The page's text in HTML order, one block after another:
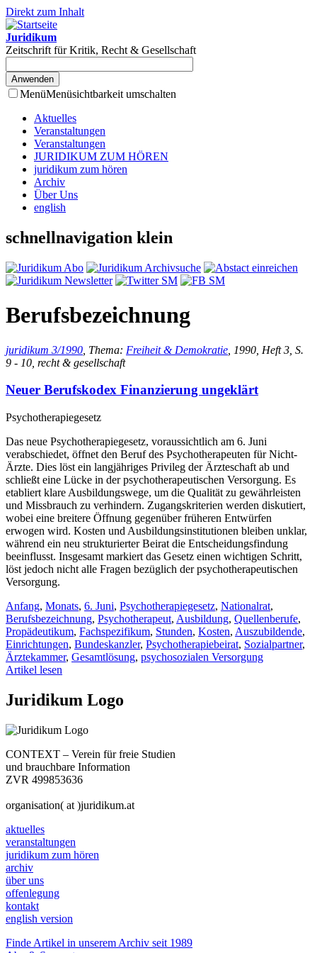
Direkt zum Inhalt
Juridikum
Zeitschrift für Kritik, Recht & Gesellschaft
MenüMenüsichtbarkeit umschalten
Aktuelles
Veranstaltungen
Veranstaltungen
JURIDIKUM ZUM HÖREN
juridikum zum hören
Archiv
Über Uns
english
schnellnavigation klein
Berufsbezeichnung
juridikum 3/1990 , Thema: Freiheit & Demokratie , 1990, Heft 3, S.
9 - 10, recht & gesellschaft
Neuer Berufskodex Finanzierung ungeklärt
Psychotherapiegesetz
Das neue Psychotherapiegesetz, voraussichtlich am 6. Juni
verabschiedet, öffnet den Beruf des Psychotherapeuten für Nicht-
Ärzte. Dies löst ein langjähriges Privileg der Ärzteschaft ab und
schließt eine Lücke in der psychotherapeutischen Versorgung. Es
etabliert klare Ausbildungswege, um die Qualität zu gewährleisten
und Missbrauch zu verhindern. Zugangskriterien werden diskutiert,
wobei eine breitere Öffnung gegenüber früheren Entwürfen
erwogen wird. Kosten und Ausbildungsinstitutionen bleiben unklar,
während ein neu strukturierter Beirat die Entscheidungsfindung
beeinflusst. Insgesamt markiert das Gesetz einen wichtigen Schritt,
löst jedoch nicht alle Fragen bezüglich der psychotherapeutischen
Versorgung.
Anfang, Monats, 6. Juni, Psychotherapiegesetz, Nationalrat,
Berufsbezeichnung, Psychotherapeut, Ausbildung, Quellenberufe,
Propädeutikum, Fachspezifikum, Stunden, Kosten, Auszubildende,
Einrichtungen, Bundeskanzler, Psychotherapiebeirat, Sozialpartner,
Ärztekammer, Gesamtlösung, psychosozialen Versorgung
Artikel lesen
Juridikum Logo
CONTEXT – Verein für freie Studien
und brauchbare Information
ZVR 499853636
organisation( at )juridikum.at
aktuelles
veranstaltungen
juridikum zum hören
archiv
über uns
offenlegung
kontakt
english version
Finde Artikel in unserem Archiv seit 1989